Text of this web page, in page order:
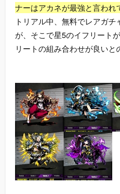
ナーはアカネが最強と言われ
トリアル中、無料でレアガ
が、そこで星5のイフリート
リートの組み合わせが良いと